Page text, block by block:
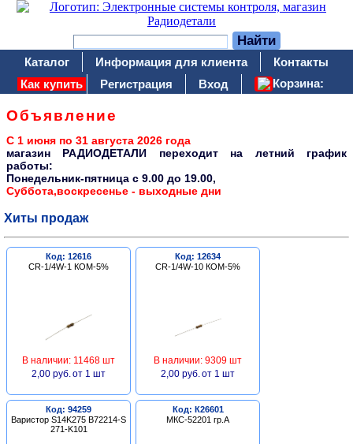
Каталог Информация для клиента
Контакты
Как купить
Регистрация Вход Корзина:
Объявление
С 1 июня по 31 августа 2026 года
магазин РАДИОДЕТАЛИ переходит на летний график
работы:
Понедельник-пятница c 9.00 до 19.00,
Суббота,воскресенье - выходные дни
Хиты продаж
Код: 12616
CR-1/4W-1 КОМ-5%
В наличии: 11468 шт
2,00 руб. от 1 шт
Код: 12634
CR-1/4W-10 КОМ-5%
В наличии: 9309 шт
2,00 руб. от 1 шт
Код: 94259
Варистор S14K275 B72214-S
271-K101
Код: К26601
МКС-52201 гр.А